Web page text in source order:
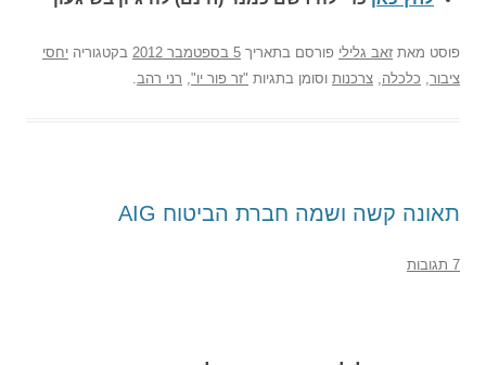
פוסטמאתזאב גליליפורסם בתאריך5 בספטמבר 2012 בקטגוריהיחסי
ציבור,כלכלה,צרכנותוסומן בתגיות"זר פור יו",רני רהב.
תאונה קשה ושמה חברת הביטוח AIG